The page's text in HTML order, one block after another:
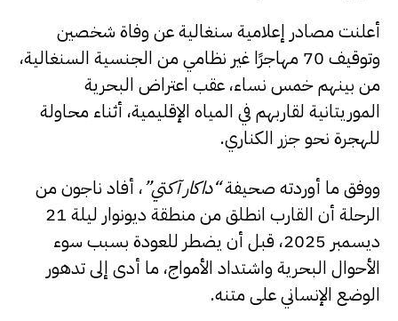
أعلنت مصادر إعلامية سنغالية عن وفاة شخصين
وتوقيف 70 مهاجرًا غير نظامي من الجنسية السنغالية،
من بينهم خمس نساء، عقب اعتراض البحرية
الموريتانية لقاربهم في المياه الإقليمية، أثناء محاولة
للهجرة نحو جزر الكناري.
ووفق ما أوردته صحيفة“داكار آكتي”، أفاد ناجون من
الرحلة أن القارب انطلق من منطقة ديونوار ليلة 21
ديسمبر 2025، قبل أن يضطر للعودة بسبب سوء
الأحوال البحرية واشتداد الأمواج، ما أدى إلى تدهور
الوضع الإنساني على متنه.